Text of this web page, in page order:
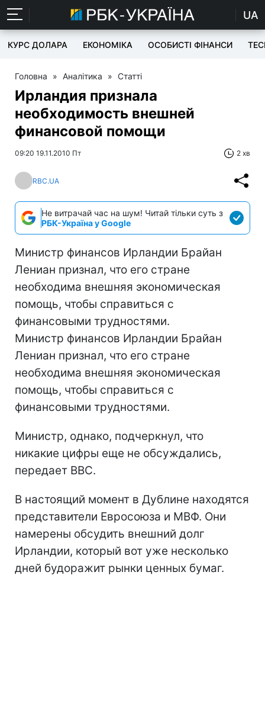
UA
КУРС ДОЛАРА ЕКОНОМІКА ОСОБИСТІ ФІНАНСИ
Головна » Аналітика » Статті
Ирландия признала
необходимость внешней
финансовой помощи
09:20 19.11.2010 Пт 2 хв
RBC.UA
Не витрачай час на шум! Читай тільки суть з
РБК-Україна у Google
Министр финансов Ирландии Брайан
Лениан признал, что его стране
необходима внешняя экономическая
помощь, чтобы справиться с
финансовыми трудностями.
Министр финансов Ирландии Брайан
Лениан признал, что его стране
необходима внешняя экономическая
помощь, чтобы справиться с
финансовыми трудностями.
Министр, однако, подчеркнул, что
никакие цифры еще не обсуждались,
передает BBC.
В настоящий момент в Дублине находятся
представители Евросоюза и МВФ. Они
намерены обсудить внешний долг
Ирландии, который вот уже несколько
дней будоражит рынки ценных бумаг.